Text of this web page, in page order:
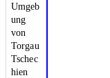
Umgeb
ung
von
Torgau
Tschec
hien